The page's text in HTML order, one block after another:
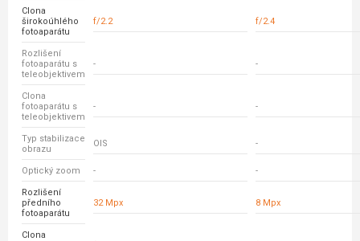
Clona
širokoúhlého
fotoaparátu
f/2.2 f/2.4
Rozlišení
fotoaparátu s
teleobjektivem
- -
Clona
fotoaparátu s
teleobjektivem
- -
Typ stabilizace
obrazu
OIS -
Optický zoom - -
Rozlišení
předního
fotoaparátu
32 Mpx 8 Mpx
Clona